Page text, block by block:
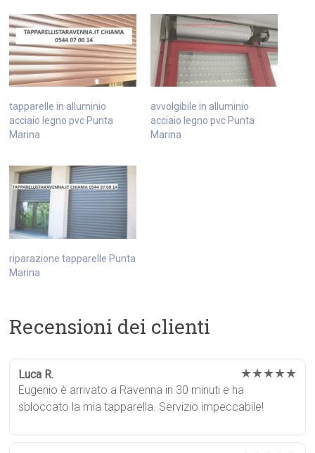
tapparelle in alluminio
acciaio legno pvc Punta
Marina
avvolgibile in alluminio
acciaio legno pvc Punta
Marina
riparazione tapparelle Punta
Marina
Recensioni dei clienti
Luca R. ★★★★★
Eugenio è arrivato a Ravenna in 30 minuti e ha
sbloccato la mia tapparella. Servizio impeccabile!